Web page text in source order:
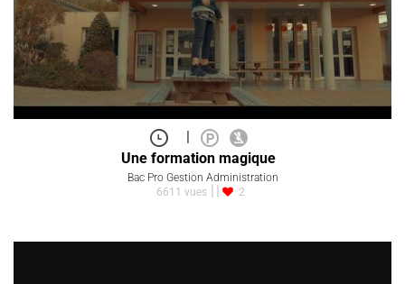
|
Une formation magique
Bac Pro Gestion Administration
6611 vues
2